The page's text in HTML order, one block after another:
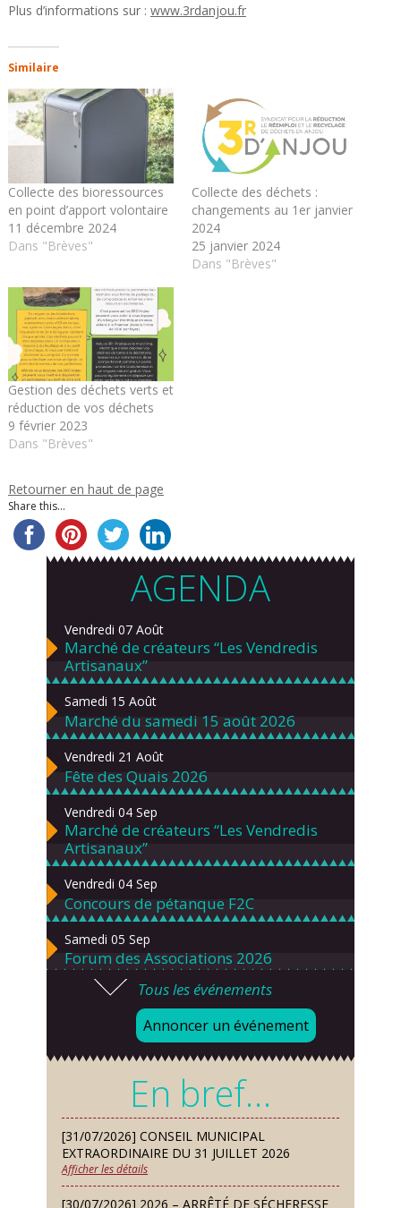
Plus d’informations sur : www.3rdanjou.fr
Similaire
Collecte des bioressources
en point d’apport volontaire
11 décembre 2024
Dans "Brèves"
Collecte des déchets :
changements au 1er janvier
2024
25 janvier 2024
Dans "Brèves"
Gestion des déchets verts et
réduction de vos déchets
9 février 2023
Dans "Brèves"
Retourner en haut de page
Share this...
AGENDA
Vendredi 07 Août
Marché de créateurs “Les Vendredis
Artisanaux”
Samedi 15 Août
Marché du samedi 15 août 2026
Vendredi 21 Août
Fête des Quais 2026
Vendredi 04 Sep
Marché de créateurs “Les Vendredis
Artisanaux”
Vendredi 04 Sep
Concours de pétanque F2C
Samedi 05 Sep
Forum des Associations 2026
Lundi 07 Sep
Danses solo et en couple – cours
d’essai gratuit
Mardi 08 Sep
Chorale À travers chants
Samedi 12 Sep
Défi de pêche aux leurres (concept
lure house)
Dimanche 13 Sep
Tous les événements
Annoncer un événement
En bref…
[31/07/2026] CONSEIL MUNICIPAL
EXTRAORDINAIRE DU 31 JUILLET 2026
Afficher les détails
[30/07/2026] 2026 – ARRÊTÉ DE SÉCHERESSE